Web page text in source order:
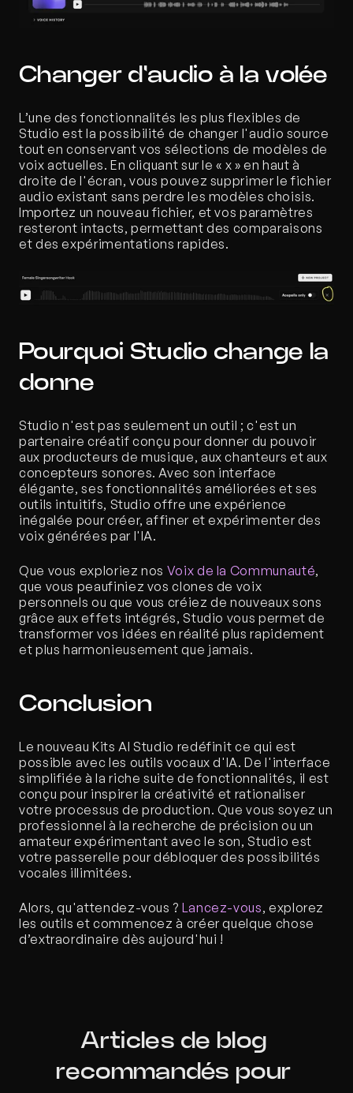
Changer d'audio à la volée
L’une des fonctionnalités les plus flexibles de
Studio est la possibilité de changer l'audio source
tout en conservant vos sélections de modèles de
voix actuelles. En cliquant sur le « x » en haut à
droite de l'écran, vous pouvez supprimer le fichier
audio existant sans perdre les modèles choisis.
Importez un nouveau fichier, et vos paramètres
resteront intacts, permettant des comparaisons
et des expérimentations rapides.
Pourquoi Studio change la
donne
Studio n'est pas seulement un outil ; c'est un
partenaire créatif conçu pour donner du pouvoir
aux producteurs de musique, aux chanteurs et aux
concepteurs sonores. Avec son interface
élégante, ses fonctionnalités améliorées et ses
outils intuitifs, Studio offre une expérience
inégalée pour créer, affiner et expérimenter des
voix générées par l'IA.
Que vous exploriez nos Voix de la Communauté,
que vous peaufiniez vos clones de voix
personnels ou que vous créiez de nouveaux sons
grâce aux effets intégrés, Studio vous permet de
transformer vos idées en réalité plus rapidement
et plus harmonieusement que jamais.
Conclusion
Le nouveau Kits AI Studio redéfinit ce qui est
possible avec les outils vocaux d'IA. De l'interface
simplifiée à la riche suite de fonctionnalités, il est
conçu pour inspirer la créativité et rationaliser
votre processus de production. Que vous soyez un
professionnel à la recherche de précision ou un
amateur expérimentant avec le son, Studio est
votre passerelle pour débloquer des possibilités
vocales illimitées.
Alors, qu'attendez-vous ? Lancez-vous, explorez
les outils et commencez à créer quelque chose
d’extraordinaire dès aujourd'hui !
Articles de blog
recommandés pour